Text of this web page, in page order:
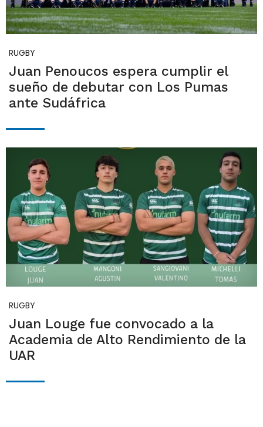
RUGBY
Juan Penoucos espera cumplir el
sueño de debutar con Los Pumas
ante Sudáfrica
RUGBY
Juan Louge fue convocado a la
Academia de Alto Rendimiento de la
UAR